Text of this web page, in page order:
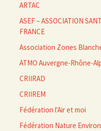
ARTAC
ASEF – ASSOCIATION
FRANCE
Association Zones
ATMO Auvergne-Rhône-
CRIIRAD
CRIIREM
Fédération l'Air et moi
Fédération Nature